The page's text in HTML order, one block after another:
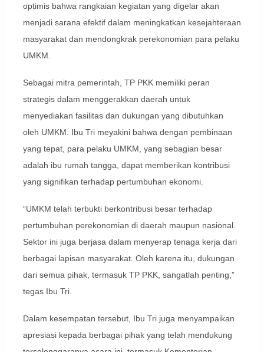
optimis bahwa rangkaian kegiatan yang digelar akan
menjadi sarana efektif dalam meningkatkan kesejahteraan
masyarakat dan mendongkrak perekonomian para pelaku
UMKM.
Sebagai mitra pemerintah, TP PKK memiliki peran
strategis dalam menggerakkan daerah untuk
menyediakan fasilitas dan dukungan yang dibutuhkan
oleh UMKM. Ibu Tri meyakini bahwa dengan pembinaan
yang tepat, para pelaku UMKM, yang sebagian besar
adalah ibu rumah tangga, dapat memberikan kontribusi
yang signifikan terhadap pertumbuhan ekonomi.
“UMKM telah terbukti berkontribusi besar terhadap
pertumbuhan perekonomian di daerah maupun nasional.
Sektor ini juga berjasa dalam menyerap tenaga kerja dari
berbagai lapisan masyarakat. Oleh karena itu, dukungan
dari semua pihak, termasuk TP PKK, sangatlah penting,”
tegas Ibu Tri.
Dalam kesempatan tersebut, Ibu Tri juga menyampaikan
apresiasi kepada berbagai pihak yang telah mendukung